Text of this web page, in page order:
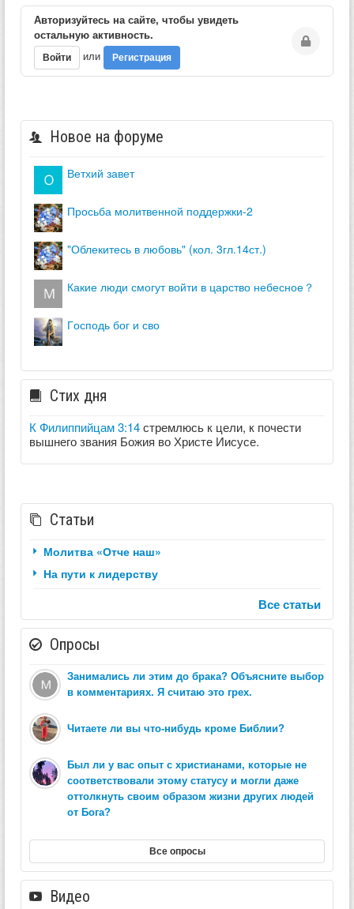
Авторизуйтесь на сайте, чтобы увидеть
остальную активность.
Войти или Регистрация
Новое на форуме
ветхий завет
просьба молитвенной поддержки-2
"облекитесь в любовь" (кол. 3гл.14ст.)
какие люди смогут войти в царство небесное？
господь бог и сво
Стих дня
К Филиппийцам 3:14стремлюсь к цели, к почести
вышнего звания Божия во Христе Иисусе.
Статьи
Молитва «Отче наш»
На пути к лидерству
Все статьи
Опросы
Занимались ли этим до брака? Объясните выбор
в комментариях. Я считаю это грех.
Читаете ли вы что-нибудь кроме Библии?
Был ли у вас опыт с христианами, которые не
соответствовали этому статусу и могли даже
оттолкнуть своим образом жизни других людей
от Бога?
Все опросы
Видео